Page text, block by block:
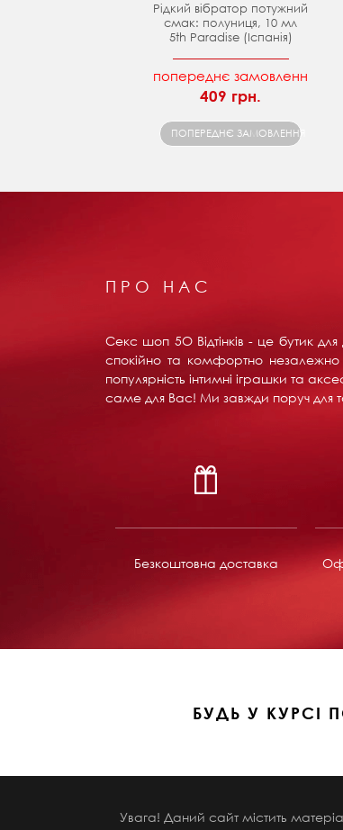
Рідкий вібратор потужний
смак: полуниця, 10 мл
5th Paradise (Іспанія)
попереднє замовленн
409 грн.
ПОПЕРЕДНЄ ЗАМОВЛЕННЯ
ПРО НАС
Секс шоп 5О Відтінків - це бутик
спокійно та комфортно незалежно
популярність інтимні іграшки та
саме для Вас! Ми завжди поруч для
Безкоштовна доставка
БУДЬ У КУРСІ
Увага! Даний сайт містить